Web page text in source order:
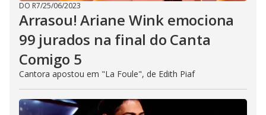
DO R7/25/06/2023
Arrasou! Ariane Wink emociona
99 jurados na final do Canta
Comigo 5
Cantora apostou em "La Foule", de Edith Piaf